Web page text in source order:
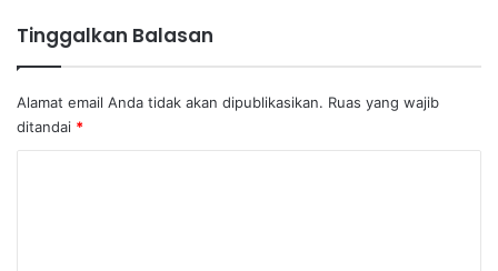
Tinggalkan Balasan
Alamat email Anda tidak akan dipublikasikan. Ruas yang wajib
ditandai *